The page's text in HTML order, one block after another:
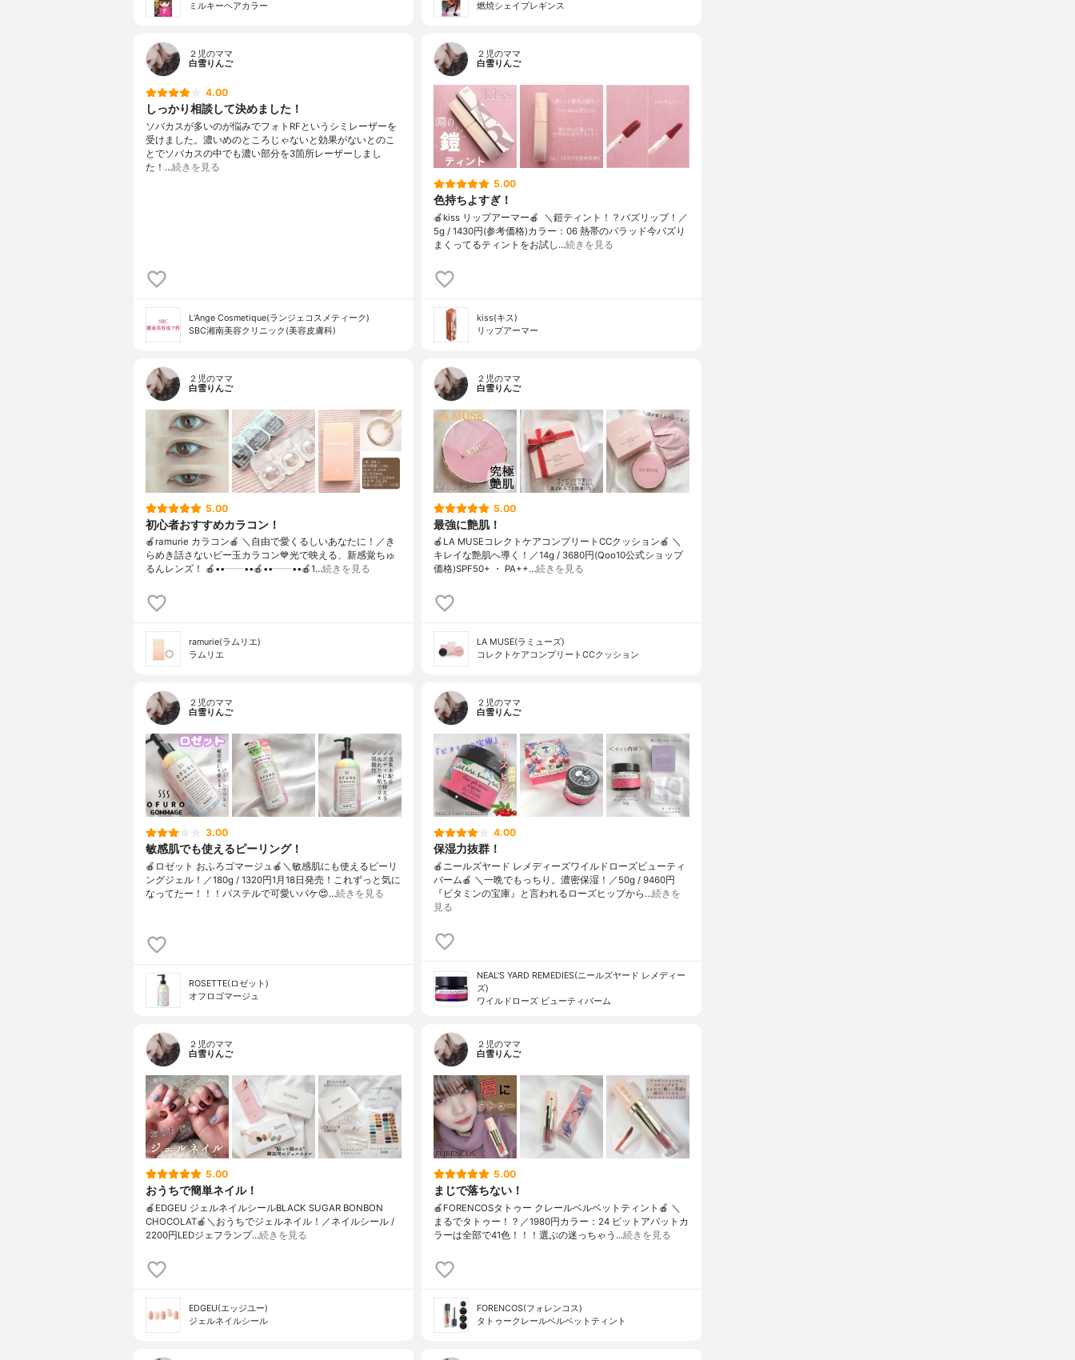
ミルキーヘアカラー
燃焼シェイプレギンス
２児のママ
白雪りんご
4.00
しっかり相談して決めました！
ソバカスが多いのが悩みでフォトRFというシミレーザーを
受けました。濃いめのところじゃないと効果がないとのこ
とでソバカスの中でも濃い部分を3箇所レーザーしまし
た！…続きを見る
L’Ange Cosmetique(ランジェコスメティーク)
SBC湘南美容クリニック(美容皮膚科)
２児のママ
白雪りんご
5.00
色持ちよすぎ！
🍎kiss リップアーマー🍎 ⁡ ＼鎧ティント！？バズリップ！／
5g / 1430円(参考価格)カラー：06 熱帯のバラッド今バズり
まくってるティントをお試し…続きを見る
kiss(キス)
リップアーマー
２児のママ
白雪りんご
5.00
初心者おすすめカラコン！
🍎ramurie カラコン🍎 ＼自由で愛くるしいあなたに！／き
らめき話さないビー玉カラコン💙光で映える、新感覚ちゅ
るんレンズ！ 🍎••┈┈••🍎••┈┈••🍎1…続きを見る
ramurie(ラムリエ)
ラムリエ
２児のママ
白雪りんご
5.00
最強に艶肌！
🍎LA MUSEコレクトケアコンプリートCCクッション🍎 ＼
キレイな艶肌へ導く！／14g / 3680円(Qoo10公式ショップ
価格)SPF50+ ・ PA++…続きを見る
LA MUSE(ラミューズ)
コレクトケアコンプリートCCクッション
２児のママ
白雪りんご
3.00
敏感肌でも使えるピーリング！
🍎ロゼット おふろゴマージュ🍎＼敏感肌にも使えるピーリ
ングジェル！／180g / 1320円1月18日発売！これずっと気に
なってたー！！！パステルで可愛いパケ😍…続きを見る
ROSETTE(ロゼット)
オフロゴマージュ
２児のママ
白雪りんご
4.00
保湿力抜群！
🍎ニールズヤード レメディーズワイルドローズビューティ
バーム🍎 ＼一晩でもっちり。濃密保湿！／50g / 9460円
『ビタミンの宝庫』と言われるローズヒップから…続きを
見る
NEAL'S YARD REMEDIES(ニールズヤード レメディー
ズ)
ワイルドローズ ビューティバーム
２児のママ
白雪りんご
5.00
おうちで簡単ネイル！
🍎EDGEU ジェルネイルシールBLACK SUGAR BONBON
CHOCOLAT🍎＼おうちでジェルネイル！／ネイルシール /
2200円LEDジェフランプ…続きを見る
EDGEU(エッジユー)
ジェルネイルシール
２児のママ
白雪りんご
5.00
まじで落ちない！
🍎FORENCOSタトゥー クレールベルベットティント🍎 ＼
まるでタトゥー！？／1980円カラー：24 ピットアパットカ
ラーは全部で41色！！！選ぶの迷っちゃう…続きを見る
FORENCOS(フォレンコス)
タトゥークレールベルベットティント